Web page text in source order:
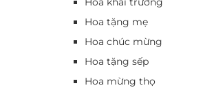
Hoa tặng mẹ
Hoa chúc mừng
Hoa tặng sếp
Hoa mừng thọ